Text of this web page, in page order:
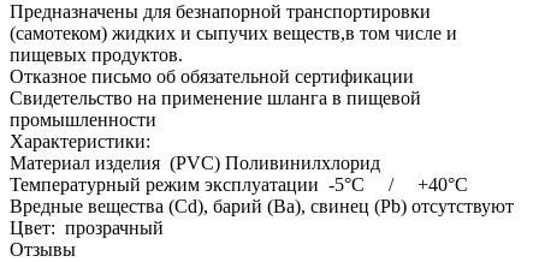
Предназначены для безнапорной транспортировки
(самотеком) жидких и сыпучих веществ,в том числе и
пищевых продуктов.
Отказное письмо об обязательной сертификации
Свидетельство на применение шланга в пищевой
промышленности
Характеристики:
Материал изделия (PVC) Поливинилхлорид
Температурный режим эксплуатации -5°С / +40°С
Вредные вещества (Cd), барий (Ba), свинец (Pb) отсутствуют
Цвет: прозрачный
Отзывы